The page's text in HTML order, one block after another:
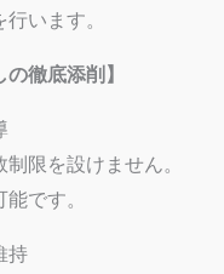
います。
徹底添削】
限を設けません。
です。
持